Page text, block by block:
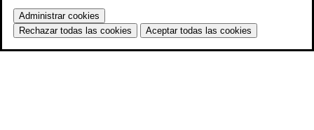
Administrar cookies
Rechazar todas las cookies
Aceptar todas las cookies